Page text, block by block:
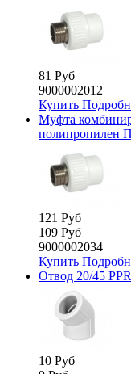
81 Руб
9000002012
Купить
Муфта
полипропилен
121 Руб
109 Руб
9000002034
Купить
Отвод 20/45
10 Руб